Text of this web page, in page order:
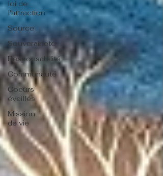
loi de
l'attraction
Source
Souveraineté
Responsabilité
Communauté
Coeurs
éveillés
Mission
de vie